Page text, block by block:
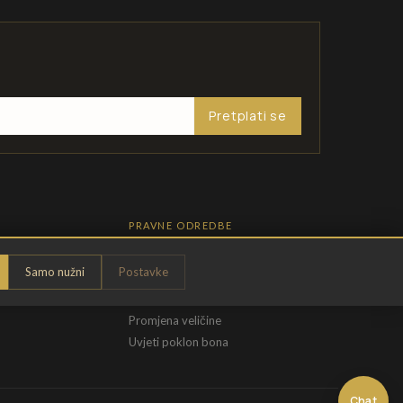
Samo nužni Postavke
Pretplati se
PRAVNE ODREDBE
Pravila privatnosti
Opći uvjeti
Promjena veličine
Uvjeti poklon bona